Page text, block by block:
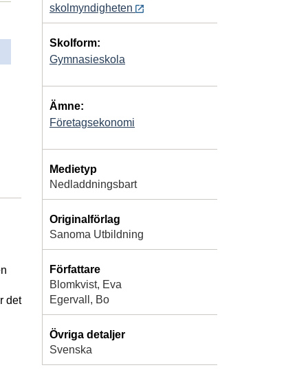
det
skolmyndigheten
Skolform:
Gymnasieskola
Ämne:
Företagsekonomi
Medietyp
Nedladdningsbart
Originalförlag
Sanoma Utbildning
Författare
Blomkvist, Eva
Egervall, Bo
Övriga detaljer
Svenska